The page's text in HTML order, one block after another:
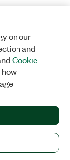
，但不包括：
Studio的
on our
and
Cookie
how